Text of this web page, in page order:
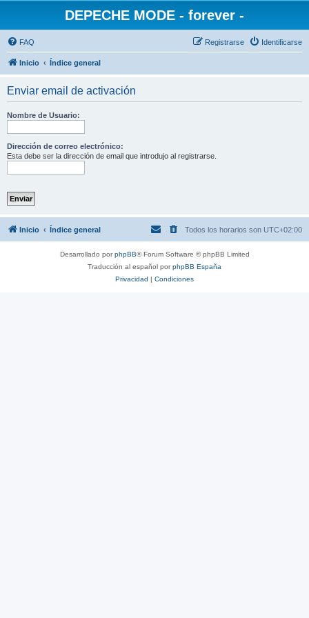
DEPECHE MODE - forever -
FAQ Identificarse
Registrarse
Inicio Índice general
Enviar email de activación
Nombre de Usuario:
Dirección de correo electrónico:
Esta debe ser la dirección de email que introdujo al registrarse.
Inicio Índice general Todos los horarios son UTC+02:00
Desarrollado porphpBB® Forum Software © phpBB Limited
Traducción al español porphpBB España
Privacidad | Condiciones